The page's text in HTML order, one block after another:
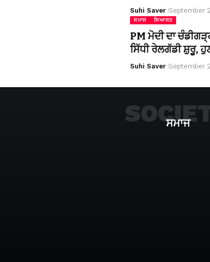
Suhi Saver September
ਸਮਾਜ ਸਿਆਸਤ
PM ਮੋਦੀ ਦਾ
ਸਿੱਧੀ ਰੇਲਗੱਡੀ ਸ਼ੁਰੂ,
Suhi Saver September
ਸਮਾਜ